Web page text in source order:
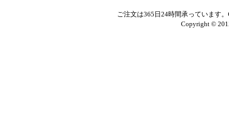
ご注文は365日24時間承っています
Copyright ©